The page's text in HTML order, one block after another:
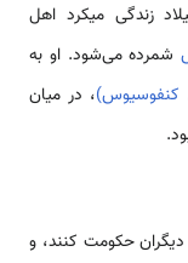
در قرن 4 پیش از میلاد زندگی می­کرد اهل
شمرده می‌شود. او به­‌
کنفوسیوس)، در میان
دیگران حکومت کنند، و